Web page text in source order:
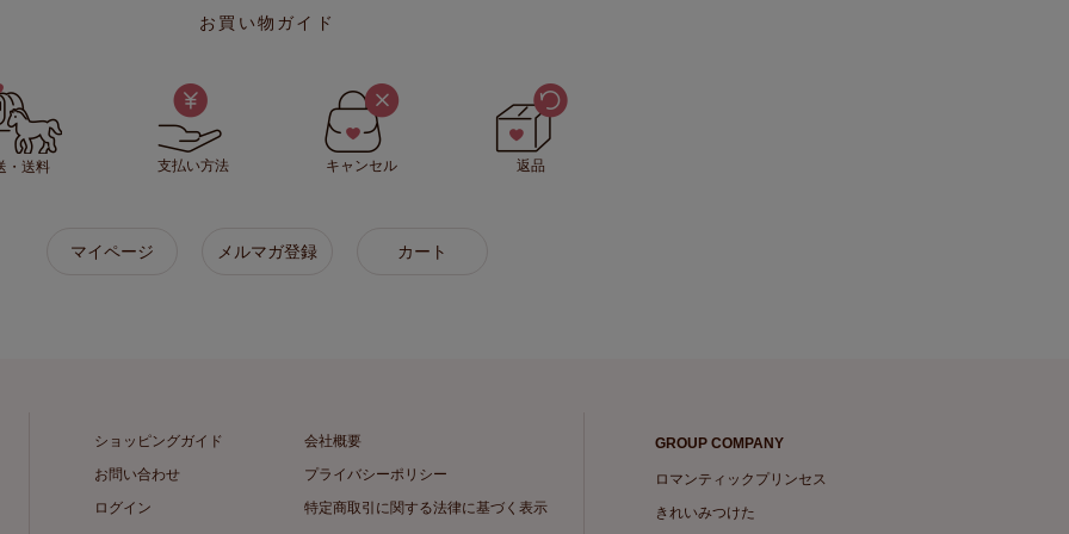
お買い物ガイド
・送料 支払い方法 キャンセル 返品
マイページ メルマガ登録 カート
ショッピングガイド
お問い合わせ
ログイン
会社概要
プライバシーポリシー
特定商取引に関する法律に基づく表示
GROUP COMPANY
ロマンティックプリンセス
きれいみつけた